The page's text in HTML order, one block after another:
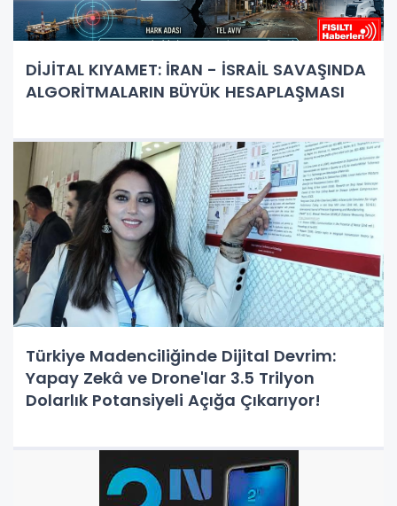
DİJİTAL KIYAMET: İRAN - İSRAİL SAVAŞINDA
ALGORİTMALARIN BÜYÜK HESAPLAŞMASI
Türkiye Madenciliğinde Dijital Devrim:
Yapay Zekâ ve Drone'lar 3.5 Trilyon
Dolarlık Potansiyeli Açığa Çıkarıyor!